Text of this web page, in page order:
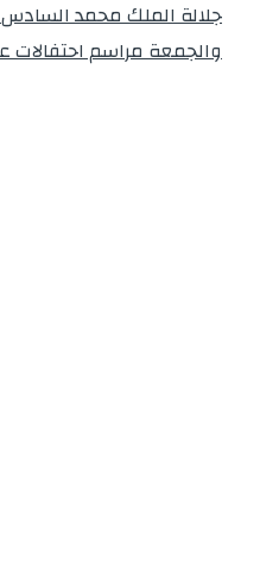
جلالة الملك محمد
والجمعة مراسم احتفالات